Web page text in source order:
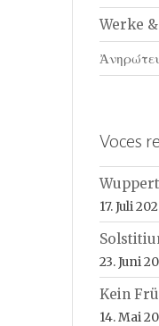
Werke
Voces
17. Juli
23. Juni
Kein
14. Mai